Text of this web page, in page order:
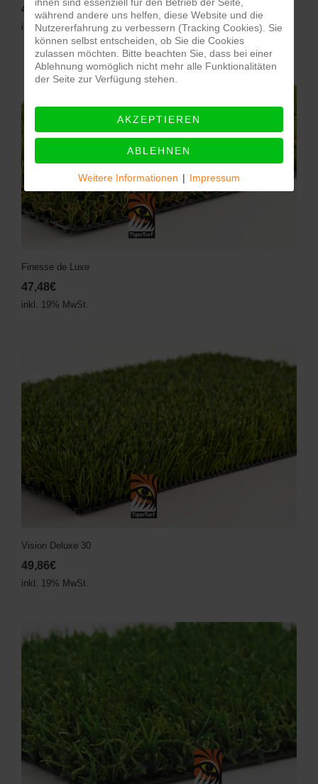
43,91€
inkl. 19% MwSt.
Finesse de Luxe
47,48€
inkl. 19% MwSt.
Vision Deluxe 30
49,86€
inkl. 19% MwSt.
während andere uns helfen, diese Website und die
Nutzererfahrung zu verbessern (Tracking Cookies). Sie
können selbst entscheiden, ob Sie die Cookies
zulassen möchten. Bitte beachten Sie, dass bei einer
Ablehnung womöglich nicht mehr alle Funktionalitäten
der Seite zur Verfügung stehen.
AKZEPTIEREN
ABLEHNEN
Weitere Informationen | Impressum